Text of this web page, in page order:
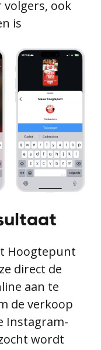
ook
is
Hoogtepunt
direct de
aan te
de verkoop
Instagram-
wordt